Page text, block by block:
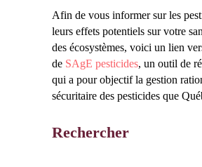
Afin de vous informer sur les
leurs effets potentiels sur votre
des écosystèmes, voici un lien
de SAgE pesticides, un outil de
qui a pour objectif la gestion
sécuritaire des pesticides que
Rechercher